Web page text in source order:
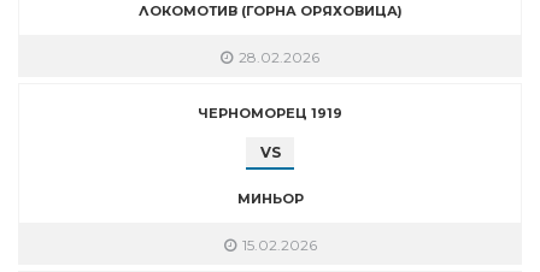
ЛОКОМОТИВ (ГОРНА ОРЯХОВИЦА)
28.02.2026
ЧЕРНОМОРЕЦ 1919
VS
МИНЬОР
15.02.2026